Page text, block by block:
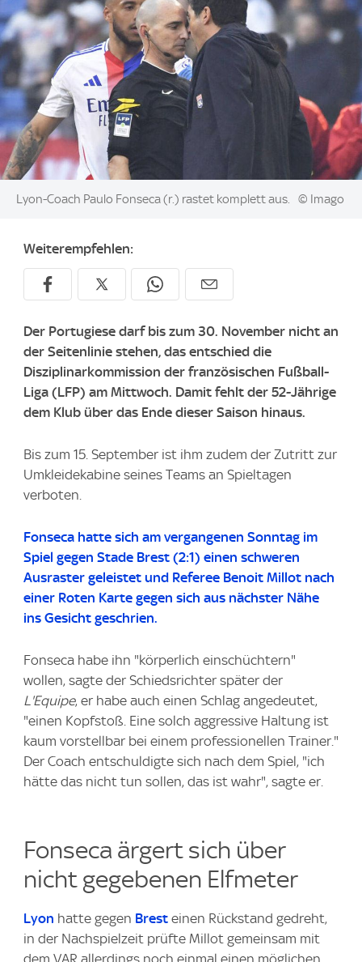
Image:
Lyon-Coach Paulo Fonseca (r.) rastet komplett aus. © Imago
Weiterempfehlen:
Der Portugiese darf bis zum 30. November nicht an
der Seitenlinie stehen, das entschied die
Disziplinarkommission der französischen Fußball-
Liga (LFP) am Mittwoch. Damit fehlt der 52-Jährige
dem Klub über das Ende dieser Saison hinaus.
Bis zum 15. September ist ihm zudem der Zutritt zur
Umkleidekabine seines Teams an Spieltagen
verboten.
Fonseca hatte sich am vergangenen Sonntag im
Spiel gegen Stade Brest (2:1) einen schweren
Ausraster geleistet und Referee Benoit Millot nach
einer Roten Karte gegen sich aus nächster Nähe
ins Gesicht geschrien.
Fonseca habe ihn "körperlich einschüchtern"
wollen, sagte der Schiedsrichter später der
L'Equipe, er habe auch einen Schlag angedeutet,
"einen Kopfstoß. Eine solch aggressive Haltung ist
kaum vorstellbar bei einem professionellen Trainer."
Der Coach entschuldigte sich nach dem Spiel, "ich
hätte das nicht tun sollen, das ist wahr", sagte er.
Fonseca ärgert sich über
nicht gegebenen Elfmeter
Lyon hatte gegen Brest einen Rückstand gedreht,
in der Nachspielzeit prüfte Millot gemeinsam mit